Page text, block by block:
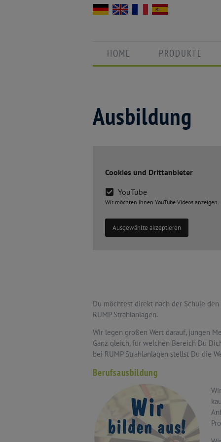
HOME PRODUKTE
Ausbildung
Cookies und Drittanbieter
YouTube
Wir möchten Ihnen YouTube Videos anzeigen.
Ausgewählte akzeptieren
Du möchtest direkt nach der Schule
RUMP Strahlanlagen.
Wir legen großen Wert darauf, jungen
Ganz gleich, für welchen Bereich Du
bei RUMP Strahlanlagen stellst Du die
Berufsausbildung